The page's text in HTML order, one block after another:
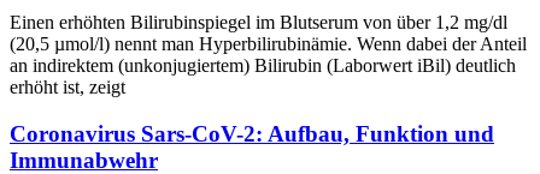
Einen erhöhten Bilirubinspiegel im Blutserum von über 1,2 mg/dl
(20,5 µmol/l) nennt man Hyperbilirubinämie. Wenn dabei der Anteil
an indirektem (unkonjugiertem) Bilirubin (Laborwert iBil) deutlich
erhöht ist, zeigt
Coronavirus Sars-CoV-2: Aufbau, Funktion und
Immunabwehr